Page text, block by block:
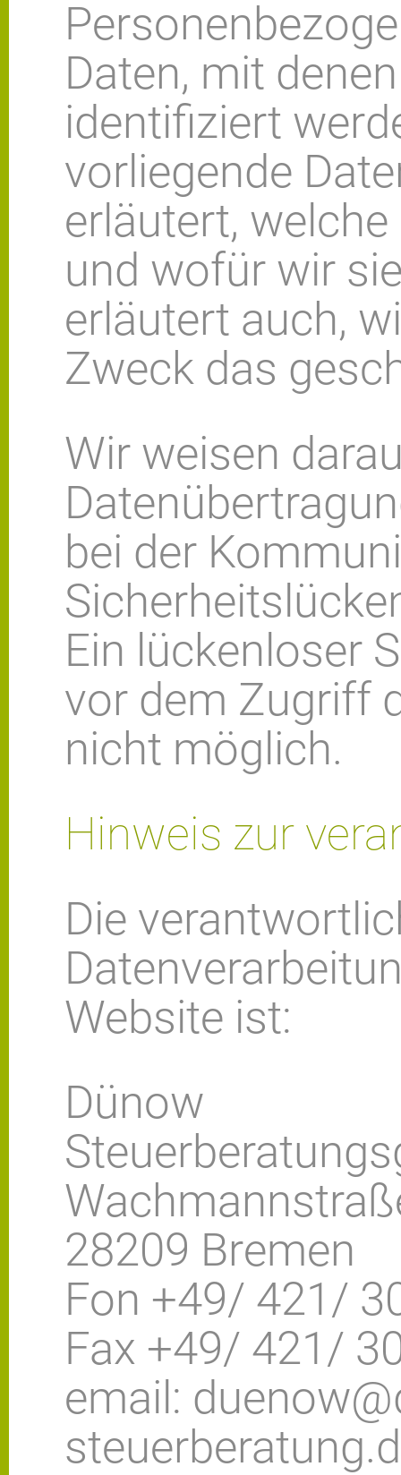
Daten, mit
identifiziert
vorliegende
erläutert,
und wofür wir
erläutert auch,
Zweck das
Wir weisen
bei der
Ein lückenloser
vor dem Zugriff
nicht möglich.
Hinweis zur
Die
Website ist:
Dünow
28209 Bremen
Fon +49/ 421/
Fax +49/ 421/
email: